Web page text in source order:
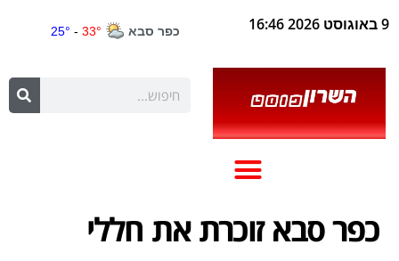
9 באוגוסט 2026 16:46
כפר סבא זוכרת את חללי